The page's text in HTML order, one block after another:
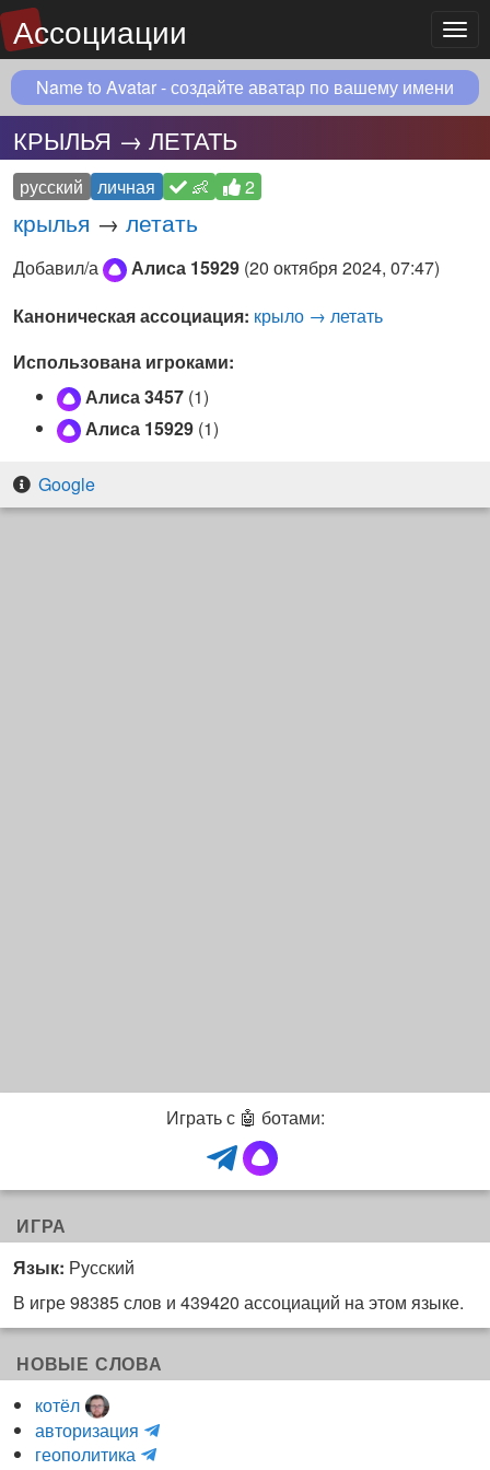
Ассоциации
Name to Avatar - создайте аватар по вашему имени
КРЫЛЬЯ → ЛЕТАТЬ
русский личная 👶 2
крылья → летать
Добавил/а Алиса 15929 (20 октября 2024, 07:47)
Каноническая ассоциация: крыло → летать
Использована игроками:
Алиса 3457 (1)
Алиса 15929 (1)
Google
Играть с 🤖 ботами:
ИГРА
Язык: Русский
В игре 98385 слов и 439420 ассоциаций на этом языке.
НОВЫЕ СЛОВА
котёл
авторизация
и
геополитика
H